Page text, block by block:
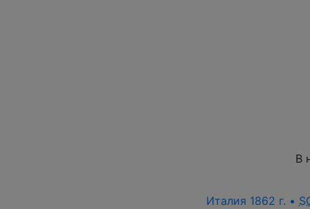
В
Италия 1862 г. •